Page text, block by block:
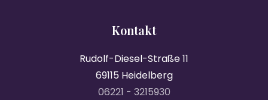
Kontakt
Rudolf-Diesel-Straße 11
69115 Heidelberg
06221 - 3215930